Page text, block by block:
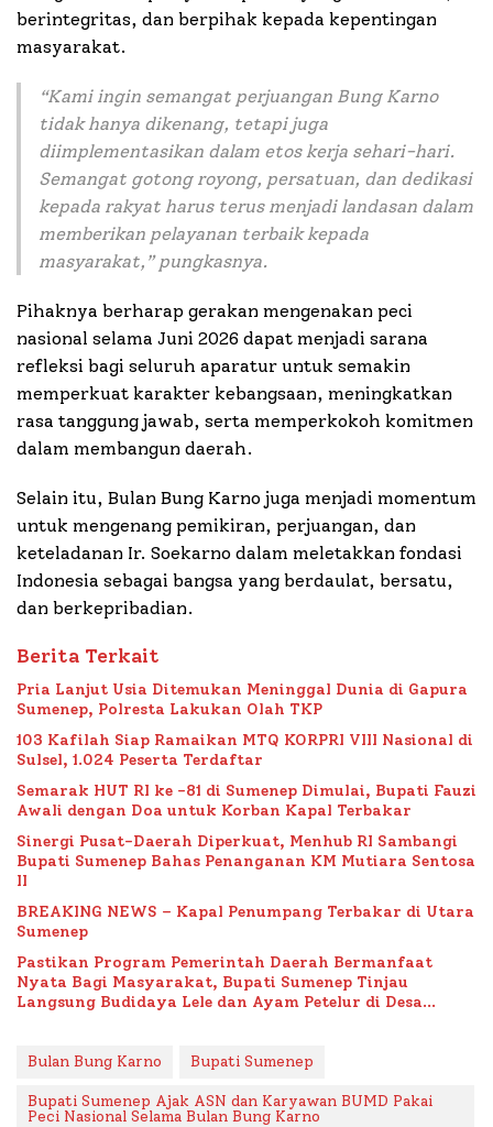
berintegritas, dan berpihak kepada kepentingan
masyarakat.
“Kami ingin semangat perjuangan Bung Karno
tidak hanya dikenang, tetapi juga
diimplementasikan dalam etos kerja sehari-hari.
Semangat gotong royong, persatuan, dan dedikasi
kepada rakyat harus terus menjadi landasan dalam
memberikan pelayanan terbaik kepada
masyarakat,” pungkasnya.
Pihaknya berharap gerakan mengenakan peci
nasional selama Juni 2026 dapat menjadi sarana
refleksi bagi seluruh aparatur untuk semakin
memperkuat karakter kebangsaan, meningkatkan
rasa tanggung jawab, serta memperkokoh komitmen
dalam membangun daerah.
Selain itu, Bulan Bung Karno juga menjadi momentum
untuk mengenang pemikiran, perjuangan, dan
keteladanan Ir. Soekarno dalam meletakkan fondasi
Indonesia sebagai bangsa yang berdaulat, bersatu,
dan berkepribadian.
Berita Terkait
Pria Lanjut Usia Ditemukan Meninggal Dunia di Gapura
Sumenep, Polresta Lakukan Olah TKP
103 Kafilah Siap Ramaikan MTQ KORPRI VIII Nasional di
Sulsel, 1.024 Peserta Terdaftar
Semarak HUT RI ke -81 di Sumenep Dimulai, Bupati Fauzi
Awali dengan Doa untuk Korban Kapal Terbakar
Sinergi Pusat-Daerah Diperkuat, Menhub RI Sambangi
Bupati Sumenep Bahas Penanganan KM Mutiara Sentosa
II
BREAKING NEWS – Kapal Penumpang Terbakar di Utara
Sumenep
Pastikan Program Pemerintah Daerah Bermanfaat
Nyata Bagi Masyarakat, Bupati Sumenep Tinjau
Langsung Budidaya Lele dan Ayam Petelur di Desa
Bulan Bung Karno Bupati Sumenep
Bupati Sumenep Ajak ASN dan Karyawan BUMD Pakai
Peci Nasional Selama Bulan Bung Karno